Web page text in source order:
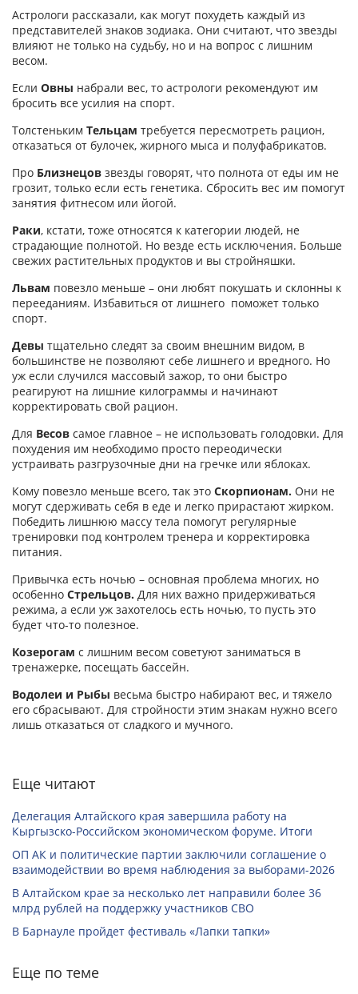
Астрологи рассказали, как могут похудеть каждый из
представителей знаков зодиака. Они считают, что звезды
влияют не только на судьбу, но и на вопрос с лишним
весом.
Если Овны набрали вес, то астрологи рекомендуют им
бросить все усилия на спорт.
Толстеньким Тельцам требуется пересмотреть рацион,
отказаться от булочек, жирного мыса и полуфабрикатов.
Про Близнецов звезды говорят, что полнота от еды им не
грозит, только если есть генетика. Сбросить вес им помогут
занятия фитнесом или йогой.
Раки, кстати, тоже относятся к категории людей, не
страдающие полнотой. Но везде есть исключения. Больше
свежих растительных продуктов и вы стройняшки.
Львам повезло меньше – они любят покушать и склонны к
перееданиям. Избавиться от лишнего поможет только
спорт.
Девы тщательно следят за своим внешним видом, в
большинстве не позволяют себе лишнего и вредного. Но
уж если случился массовый зажор, то они быстро
реагируют на лишние килограммы и начинают
корректировать свой рацион.
Для Весов самое главное – не использовать голодовки. Для
похудения им необходимо просто переодически
устраивать разгрузочные дни на гречке или яблоках.
Кому повезло меньше всего, так это Скорпионам. Они не
могут сдерживать себя в еде и легко прирастают жирком.
Победить лишнюю массу тела помогут регулярные
тренировки под контролем тренера и корректировка
питания.
Привычка есть ночью – основная проблема многих, но
особенно Стрельцов. Для них важно придерживаться
режима, а если уж захотелось есть ночью, то пусть это
будет что-то полезное.
Козерогам с лишним весом советуют заниматься в
тренажерке, посещать бассейн.
Водолеи и Рыбы весьма быстро набирают вес, и тяжело
его сбрасывают. Для стройности этим знакам нужно всего
лишь отказаться от сладкого и мучного.
Еще читают
Делегация Алтайского края завершила работу на
Кыргызско-Российском экономическом форуме. Итоги
ОП АК и политические партии заключили соглашение о
взаимодействии во время наблюдения за выборами-2026
В Алтайском крае за несколько лет направили более 36
млрд рублей на поддержку участников СВО
В Барнауле пройдет фестиваль «Лапки тапки»
Еще по теме